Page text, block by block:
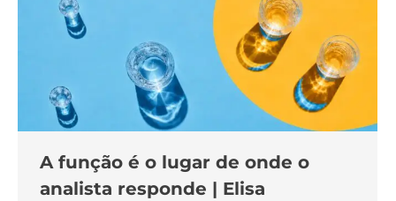
A função é o lugar de onde o
analista responde | Elisa